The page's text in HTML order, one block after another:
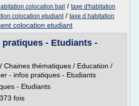
colocation bail / taxe d'habitation
colocation etudiant/ taxe d habitation
colocation etudiant
- Etudiants -
Chaines thématiques / Education /
- infos pratiques - Etudiants
- Etudiants
fois